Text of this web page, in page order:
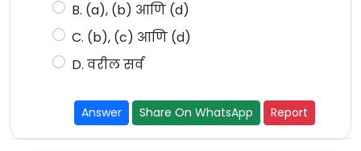
B. (a), (b) आणि (d)
C. (b), (c) आणि (d)
D. वरील सर्व
Answer Share On WhatsApp Report